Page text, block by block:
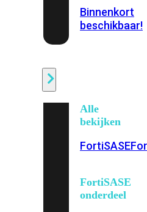
Binnenkort
beschikbaar!
Alle
bekijken
FortiSASE
FortiSASE
onderdeel